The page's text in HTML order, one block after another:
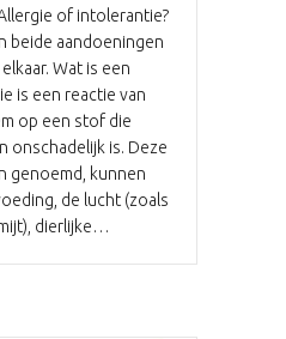
of intolerantie?
beide aandoeningen
Wat is een
is een reactie van
op een stof die
onschadelijk is. Deze
genoemd, kunnen
de lucht (zoals
dierlijke…